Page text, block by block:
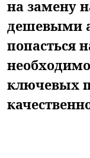
на замену
дешевыми
попасться
ключевых